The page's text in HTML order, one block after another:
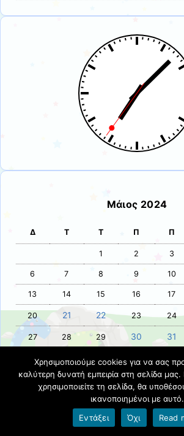
Μάιος 2024
Δ Τ Τ Π Π
1 2 3
6 7 8 9 10
13 14 15 16 17
20 21 22 23 24
27 28 29 30 31
« Απρ Ιούν »
Σαν σήμερα
Χρησιμοποιούμε cookies για να σας
καλύτερη δυνατή εμπειρία στη σελίδα
χρησιμοποιείτε τη σελίδα, θα
ικανοποιημένοι με αυτό.
Εντάξει
Όχι Read